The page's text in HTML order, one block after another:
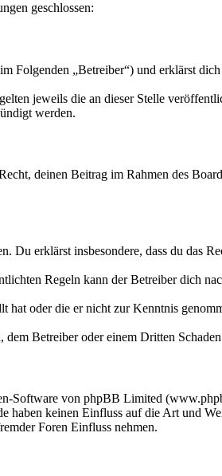
geschlossen:
Folgenden „Betreiber“) und erklärst
jeweils die an dieser Stelle
werden.
deinen Beitrag im Rahmen des
Du erklärst insbesondere, dass du das
Regeln kann der Betreiber dich
oder die er nicht zur Kenntnis
dem Betreiber oder einem Dritten
Software von phpBB Limited
haben keinen Einfluss auf die Art und
Foren Einfluss nehmen.